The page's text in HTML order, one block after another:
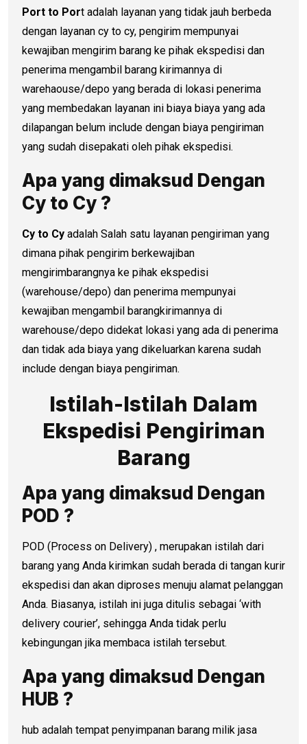
Port to Port adalah layanan yang tidak jauh berbeda
dengan layanan cy to cy, pengirim mempunyai
kewajiban mengirim barang ke pihak ekspedisi dan
penerima mengambil barang kirimannya di
warehaouse/depo yang berada di lokasi penerima
yang membedakan layanan ini biaya biaya yang ada
dilapangan belum include dengan biaya pengiriman
yang sudah disepakati oleh pihak ekspedisi.
Apa yang dimaksud Dengan
Cy to Cy ?
Cy to Cy adalah Salah satu layanan pengiriman yang
dimana pihak pengirim berkewajiban
mengirimbarangnya ke pihak ekspedisi
(warehouse/depo) dan penerima mempunyai
kewajiban mengambil barangkirimannya di
warehouse/depo didekat lokasi yang ada di penerima
dan tidak ada biaya yang dikeluarkan karena sudah
include dengan biaya pengiriman.
Istilah-Istilah Dalam
Ekspedisi Pengiriman
Barang
Apa yang dimaksud Dengan
POD ?
POD (Process on Delivery) , merupakan istilah dari
barang yang Anda kirimkan sudah berada di tangan kurir
ekspedisi dan akan diproses menuju alamat pelanggan
Anda. Biasanya, istilah ini juga ditulis sebagai ‘with
delivery courier’, sehingga Anda tidak perlu
kebingungan jika membaca istilah tersebut.
Apa yang dimaksud Dengan
HUB ?
hub adalah tempat penyimpanan barang milik jasa